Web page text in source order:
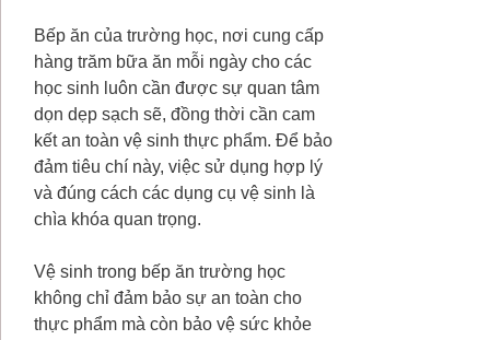
Bếp ăn của trường học, nơi cung cấp
hàng trăm bữa ăn mỗi ngày cho các
học sinh luôn cần được sự quan tâm
dọn dẹp sạch sẽ, đồng thời cần cam
kết an toàn vệ sinh thực phẩm. Để bảo
đảm tiêu chí này, việc sử dụng hợp lý
và đúng cách các dụng cụ vệ sinh là
chìa khóa quan trọng.
Vệ sinh trong bếp ăn trường học
không chỉ đảm bảo sự an toàn cho
thực phẩm mà còn bảo vệ sức khỏe